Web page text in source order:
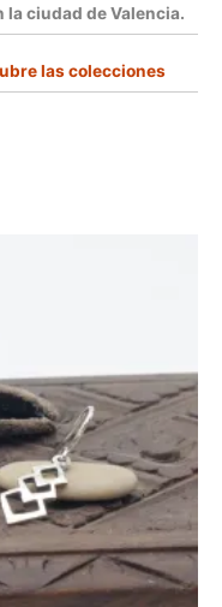
la ciudad de Valencia.
las colecciones